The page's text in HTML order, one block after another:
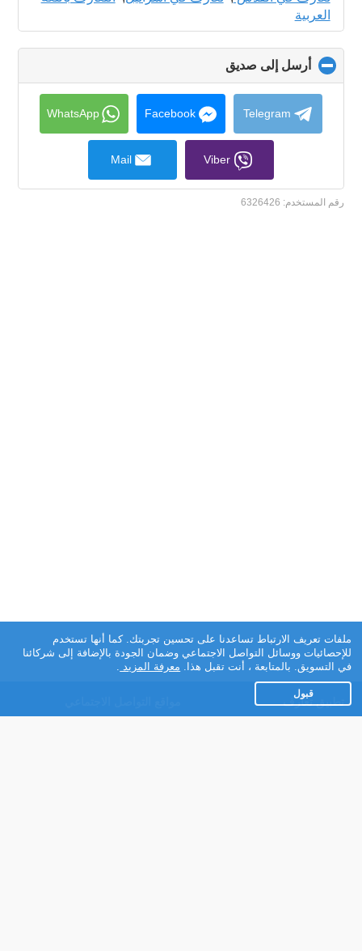
العربية
أرسل إلى صديق
to
collapse
contents
Telegram
Facebook
WhatsApp
Viber
Mail
رقم المستخدم: 6326426
تطبيق تعارف
ملفات تعريف الارتباط تساعدنا على تحسين تجربتك. كما أنها تستخدم
للإحصائيات ووسائل التواصل الاجتماعي وضمان الجودة بالإضافة إلى شركائنا
في التسويق. بالمتابعة ، أنت تقبل هذا. معرفة المزيد .
قبول